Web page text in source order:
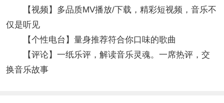
【视频】多品质MV播放/下载，精彩短视频，音乐不
仅是听见
【个性电台】量身推荐符合你口味的歌曲
【评论】一纸乐评，解读音乐灵魂。一席热评，交
换音乐故事